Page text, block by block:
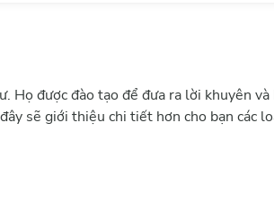
thực A An thuộc
không ngừng,
trọng điểm gồm
tài chính và
quản lý
được đào tạo để đưa ra lời khuyên và
sẽ giới thiệu chi tiết hơn cho bạn các